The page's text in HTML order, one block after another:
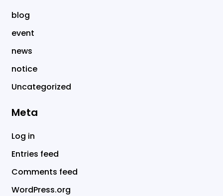
blog
event
news
notice
Uncategorized
Meta
Log in
Entries feed
Comments feed
WordPress.org